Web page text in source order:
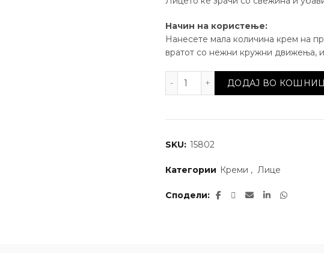
Начин на користење:
Нанесете мала количина крем на
вратот со нежни кружни движења,
Концентриран крем за
ДОДАЈ ВО
SKU: 15802
Категории Креми , Лице
Сподели